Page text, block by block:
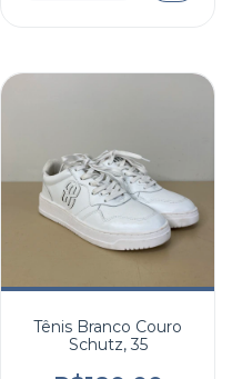
Tênis Branco Couro
Schutz, 35